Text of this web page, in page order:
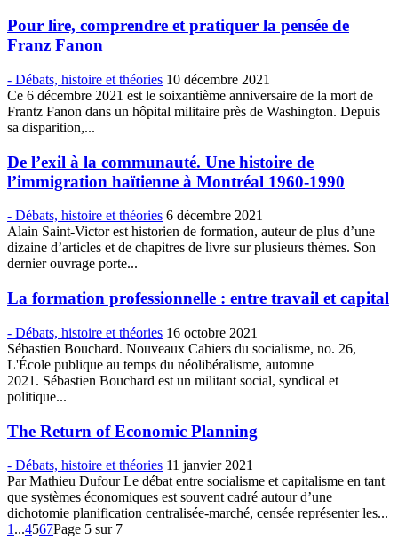
Pour lire, comprendre et pratiquer la pensée de
Franz Fanon
- Débats, histoire et théories 10 décembre 2021
Ce 6 décembre 2021 est le soixantième anniversaire de la mort de
Frantz Fanon dans un hôpital militaire près de Washington. Depuis
sa disparition,...
De l’exil à la communauté. Une histoire de
l’immigration haïtienne à Montréal 1960-1990
- Débats, histoire et théories 6 décembre 2021
Alain Saint-Victor est historien de formation, auteur de plus d’une
dizaine d’articles et de chapitres de livre sur plusieurs thèmes. Son
dernier ouvrage porte...
La formation professionnelle : entre travail et capital
- Débats, histoire et théories 16 octobre 2021
Sébastien Bouchard. Nouveaux Cahiers du socialisme, no. 26,
L'École publique au temps du néolibéralisme, automne
2021. Sébastien Bouchard est un militant social, syndical et
politique...
The Return of Economic Planning
- Débats, histoire et théories 11 janvier 2021
Par Mathieu Dufour Le débat entre socialisme et capitalisme en tant
que systèmes économiques est souvent cadré autour d’une
dichotomie planification centralisée-marché, censée représenter les...
1 ...4567Page 5 sur 7